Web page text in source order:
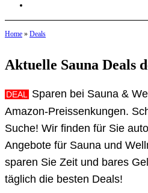
Home » Deals
Aktuelle Sauna Deals
DEAL
Sparen bei Sauna &
Amazon-Preissenkungen.
Suche! Wir finden für Sie
Angebote für Sauna und
sparen Sie Zeit und bares
täglich die besten Deals!